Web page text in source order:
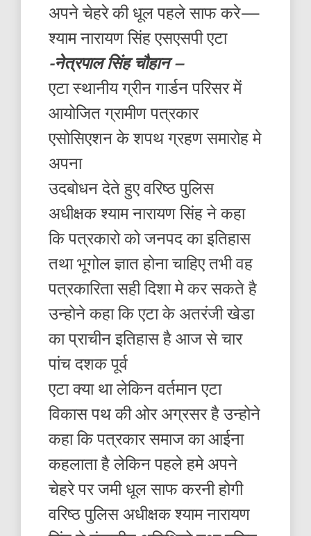
अपने चेहरे की धूल पहले साफ करे—
श्याम नारायण सिंह एसएसपी एटा
-नेत्रपाल सिंह चौहान –
एटा स्थानीय ग्रीन गार्डन परिसर में
आयोजित ग्रामीण पत्रकार
एसोसिएशन के शपथ ग्रहण समारोह मे
अपना
उदबोधन देते हुए वरिष्ठ पुलिस
अधीक्षक श्याम नारायण सिंह ने कहा
कि पत्रकारो को जनपद का इतिहास
तथा भूगोल ज्ञात होना चाहिए तभी वह
पत्रकारिता सही दिशा मे कर सकते है
उन्होने कहा कि एटा के अतरंजी खेडा
का प्राचीन इतिहास है आज से चार
पांच दशक पूर्व
एटा क्या था लेकिन वर्तमान एटा
विकास पथ की ओर अग्रसर है उन्होने
कहा कि पत्रकार समाज का आईना
कहलाता है लेकिन पहले हमे अपने
चेहरे पर जमी धूल साफ करनी होगी
वरिष्ठ पुलिस अधीक्षक श्याम नारायण